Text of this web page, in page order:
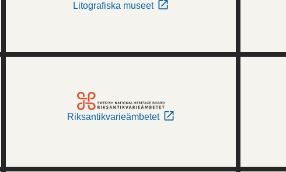
Litografiska museet
Riksantikvarieämbetet